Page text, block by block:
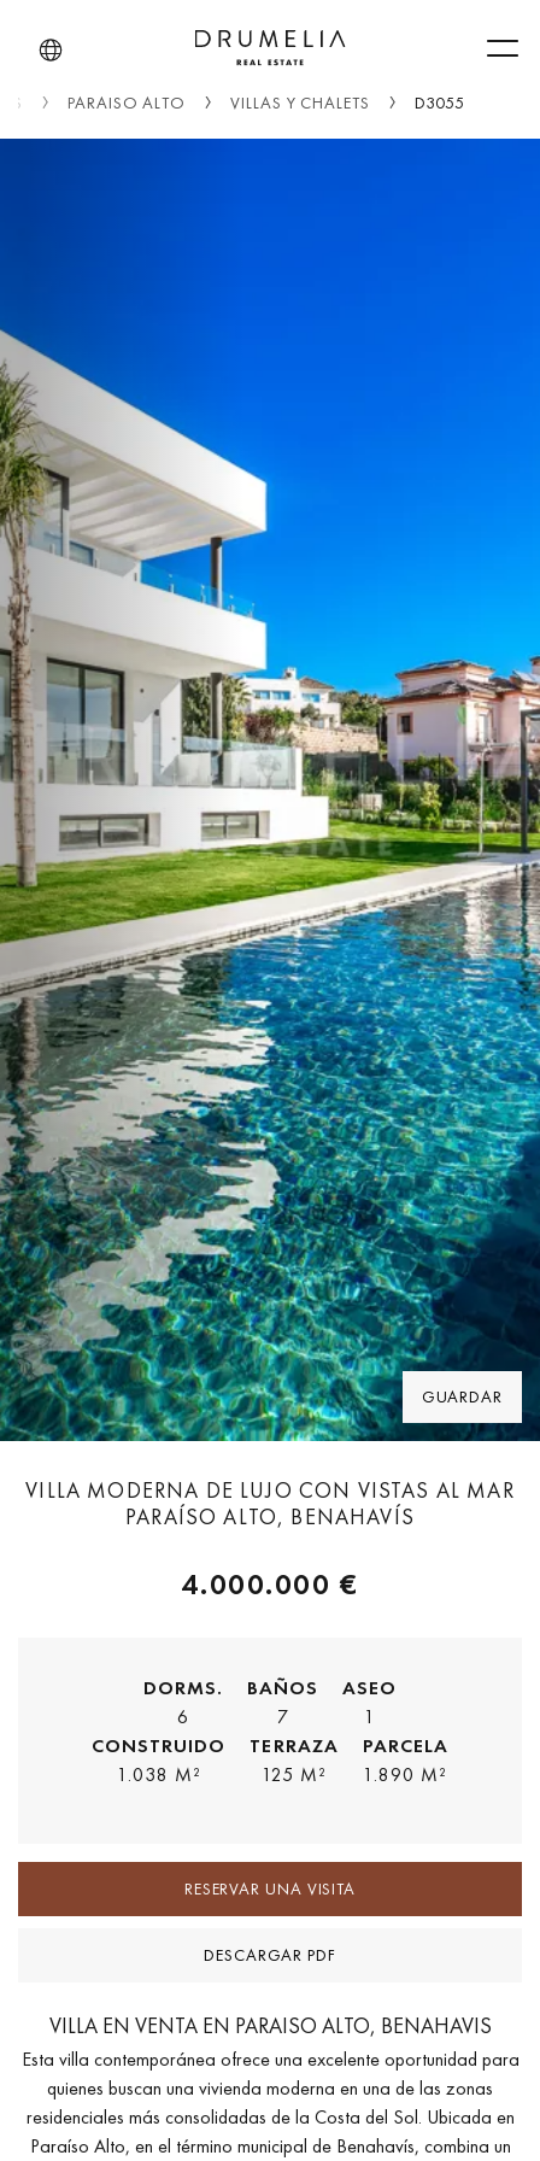
PARAISO ALTO VILLAS Y CHALETS D3055
GUARDAR
VILLA MODERNA DE LUJO CON VISTAS AL MAR
PARAÍSO ALTO, BENAHAVÍS
4.000.000 €
DORMS.
6
BAÑOS
7
ASEO
1
CONSTRUIDO
1.038 M²
TERRAZA
125 M²
PARCELA
1.890 M²
RESERVAR UNA VISITA
DESCARGAR PDF
VILLA EN VENTA EN PARAISO ALTO, BENAHAVIS
Esta villa contemporánea ofrece una excelente oportunidad para
quienes buscan una vivienda moderna en una de las zonas
residenciales más consolidadas de la Costa del Sol. Ubicada en
Paraíso Alto, en el término municipal de Benahavís, combina un